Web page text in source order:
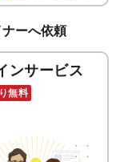
ナーへ依頼
ンサービス
無料